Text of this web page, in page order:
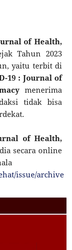
of Health,
Tahun 2023
yaitu terbit di
19 : Journal of
menerima
tidak bisa
of Health,
secara online
issue/archive